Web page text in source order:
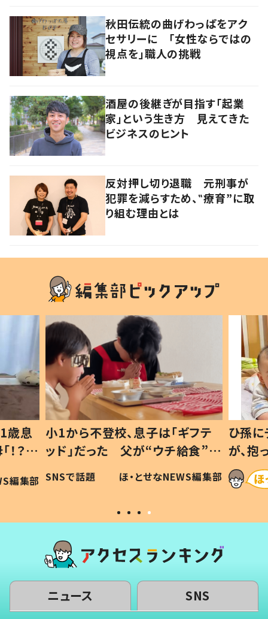
秋田伝統の曲げわっぱをアク
セサリーに 「女性ならではの
視点を」職人の挑戦
酒屋の後継ぎが目指す「起業
家」という生き方 見えてきた
ビジネスのヒント
反対押し切り退職 元刑事が
犯罪を減らすため、‟療育”に取
り組む理由とは
フテ
食”を
編集部
ひ孫にデレデレな80歳じいじ
が、抱っこすると…ひ孫の反応に
「涙が出ました」「可愛くて仕方な
い」
ほ・とせなNEWS編集部
ニュース SNS